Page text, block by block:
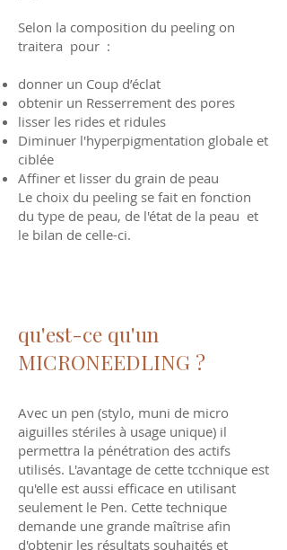
Selon la composition du peeling on
traitera pour :
donner un Coup d’éclat
obtenir un Resserrement des pores
lisser les rides et ridules
Diminuer l'hyperpigmentation globale et
ciblée
Affiner et lisser du grain de peau
Le choix du peeling se fait en fonction
du type de peau, de l'état de la peau et
le bilan de celle-ci.
qu'est-ce qu'un
MICRONEEDLING ?
Avec un pen (stylo, muni de micro
aiguilles stériles à usage unique) il
permettra la pénétration des actifs
utilisés. L'avantage de cette tcchnique est
qu'elle est aussi efficace en utilisant
seulement le Pen. Cette technique
demande une grande maîtrise afin
d'obtenir les résultats souhaités et